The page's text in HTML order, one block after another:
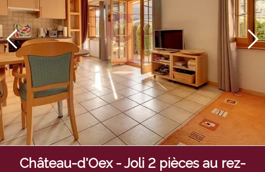
Château-d'Oex - Joli 2 pièces au rez-